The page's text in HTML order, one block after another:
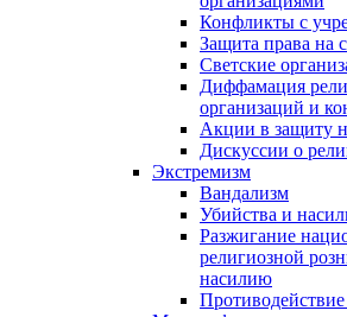
Конфликты с
Защита права на
Светские
Диффамация
организаций и
Акции в защиту
Дискуссии о
Экстремизм
Вандализм
Убийства и
Разжигание
религиозной
насилию